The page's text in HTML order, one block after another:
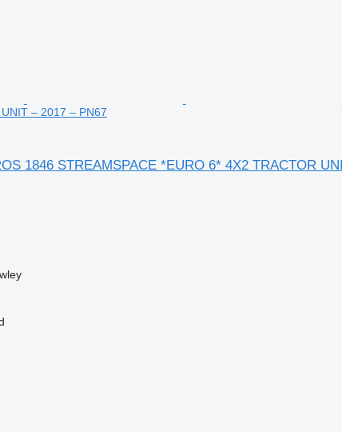
– 2017 – PN67
1846 STREAMSPACE *EURO 6* 4X2 TRACTOR